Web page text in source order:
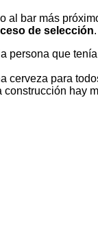
al bar más
de selección.
persona que
cerveza para
hay